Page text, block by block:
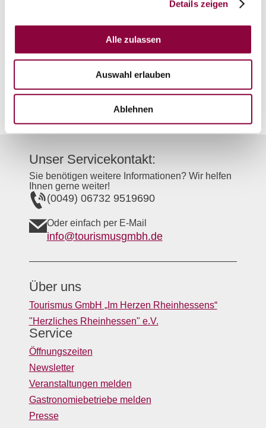
Details zeigen
Alle zulassen
Auswahl erlauben
Ablehnen
Touristik Center Rheinhessen Mitte
Bahnhofstraße 21
Wörrstadt
Tel:06732 951 969 0
E-Mail:info@tourismusgmbh.de
Unser Servicekontakt:
Sie benötigen weitere Informationen? Wir helfen
Ihnen gerne weiter!
(0049) 06732 9519690
Oder einfach per E-Mail
info@tourismusgmbh.de
Über uns
Tourismus GmbH „Im Herzen Rheinhessens“
"Herzliches Rheinhessen" e.V.
Service
Öffnungszeiten
Newsletter
Veranstaltungen melden
Gastronomiebetriebe melden
Presse